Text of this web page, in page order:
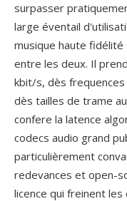
surpasser
large éventail
musique haute
entre les deux. Il
kbit/s, dès
dès tailles de trame
confere la latence
codecs audio grand
particulièrement
redevances et open-
licence qui freinent